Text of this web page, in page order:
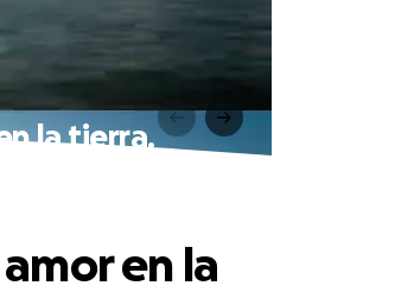
la tierra.
en la